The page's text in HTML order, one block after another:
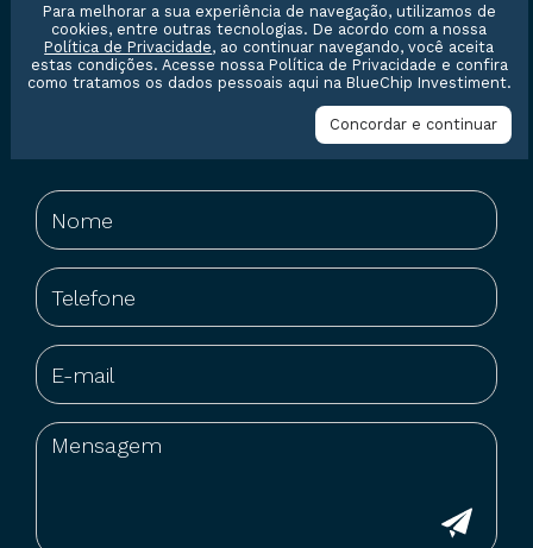
Entre em contato conosco
Para melhorar a sua experiência de navegação, utilizamos de
cookies, entre outras tecnologias. De acordo com a nossa
Política de Privacidade, ao continuar navegando, você aceita
estas condições. Acesse nossa Política de Privacidade e confira
como tratamos os dados pessoais aqui na BlueChip Investiment.
Concordar e continuar